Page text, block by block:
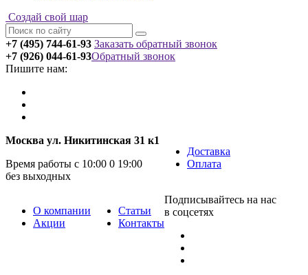
Создай свой шар
+7 (495) 744-61-93 Заказать обратный звонок
+7 (926) 044-61-93
Пишите нам:
Обратный звонок
Москва ул. Никитинская 31 к1
Время работы с 10:00 0 19:00
без выходных
Доставка
Оплата
О компании
Акции
Статьи
Контакты
Подписывайтесь на нас
в соцсетях